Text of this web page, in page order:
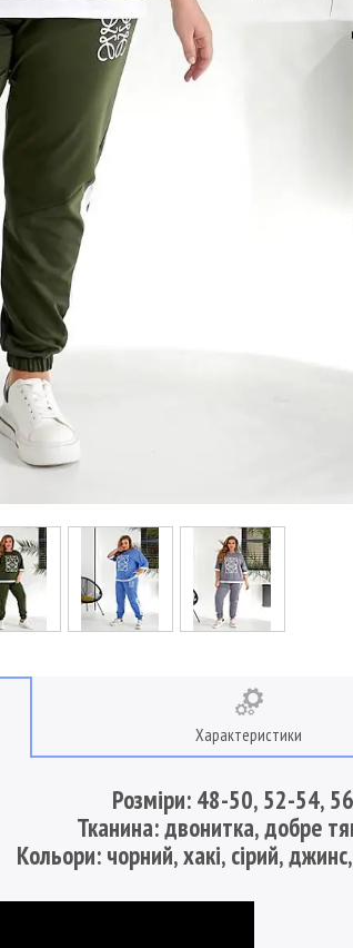
Характеристики
Розміри: 48-50, 52-54,
Тканина: двонитка, добре
Кольори: чорний, хакі, сірий,